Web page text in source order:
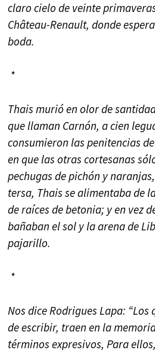
claro cielo de veinte
Château-Renault, donde
boda.
*
Thais murió en olor de
que llaman Carnón, a cien
consumieron las penitencias
en que las otras cortesanas
pechugas de pichón y
tersa, Thais se alimentaba de
de raíces de betonia; y en vez
bañaban el sol y la arena de
pajarillo.
*
Nos dice Rodrigues Lapa:
de escribir, traen en la
términos expresivos, Para